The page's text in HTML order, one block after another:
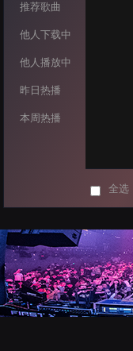
推荐歌曲
他人下载中
他人播放中
昨日热播
本周热播
全选